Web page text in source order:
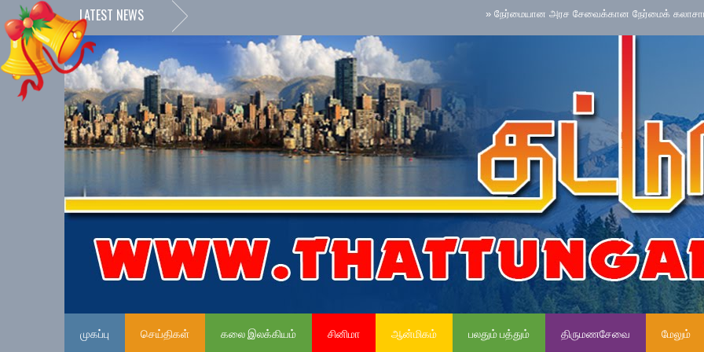
LATEST NEWS நேர்மையான அரச சேவைக்கான நேர்மைக் கலாசாரம் தேசிய
முகப்பு செய்திகள் கலை இலக்கியம் சினிமா ஆன்மிகம் பலதும் பத்தும் திருமணசேவை மேலும்